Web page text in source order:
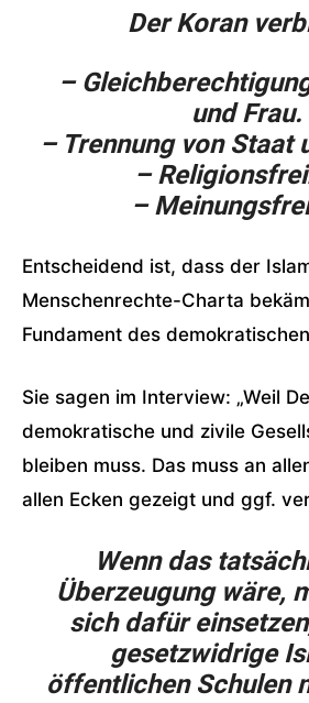
Der Koran
–
und Frau.
– Trennung von Staat
–
–
Entscheidend ist, dass der
Menschenrechte-Charta
Fundament des
Sie sagen im Interview: „Weil
demokratische und zivile
bleiben muss. Das muss an
allen Ecken gezeigt und ggf.
Wenn das
Überzeugung wäre,
sich dafür
gesetzwidrige
öffentlichen Schulen